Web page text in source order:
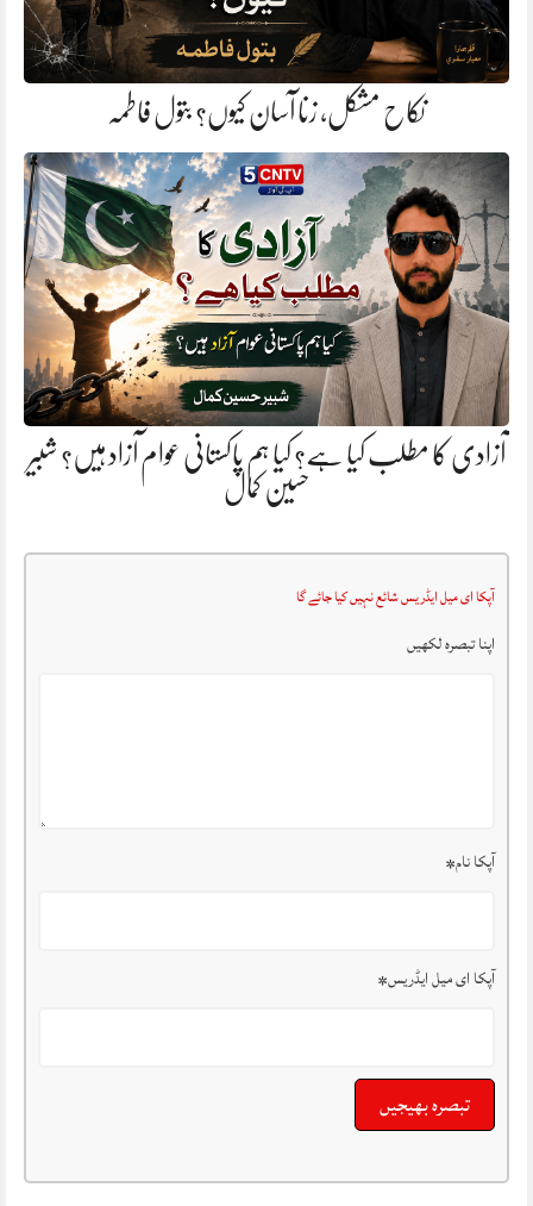
نکاح مشکل، زنا آسان کیوں؟ بتول فاطمہ
آزادی کا مطلب کیا ہے؟ کیا ہم پاکستانی عوام آزاد ہیں؟ شبیر
حسین کمال
آپکا ای میل ایڈریس شائع نہیں کیا جائے گا
اپنا تبصرہ لکھیں
آپکا نام*
آپکا ای میل ایڈریس*